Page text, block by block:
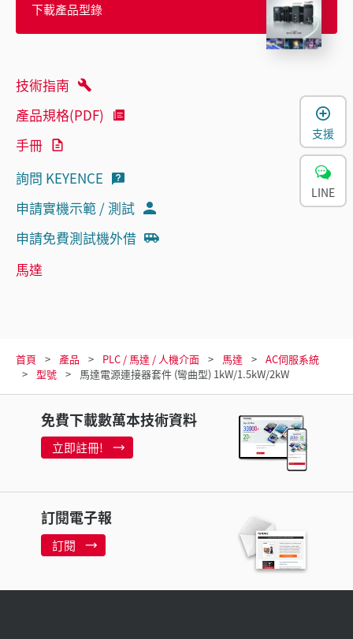
下載產品型錄
技術指南
產品規格(PDF)
手冊
詢問 KEYENCE
申請實機示範 / 測試
申請免費測試機外借
馬達
首頁 產品 PLC / 馬達 / 人機介面 馬達
AC伺服系統
型號
馬達電源連接器套件 (彎曲型) 1kW/1.5kW/2kW
免費下載數萬本技術資料
立即註冊!
訂閱電子報
訂閱
支援
LINE